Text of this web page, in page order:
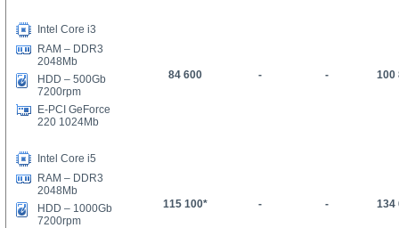
Intel Core i3
84 600 - - 100
RAM – DDR3
2048Mb
HDD – 500Gb
7200rpm
E-PCI GeForce
220 1024Mb
Intel Core i5
115100* - - 134
RAM – DDR3
2048Mb
HDD – 1000Gb
7200rpm